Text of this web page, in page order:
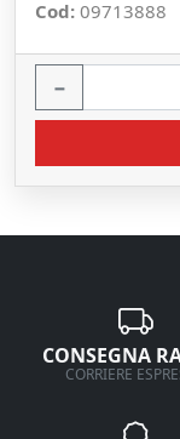
Cod: 09713888
−
CONSEGNA
CORRIERE